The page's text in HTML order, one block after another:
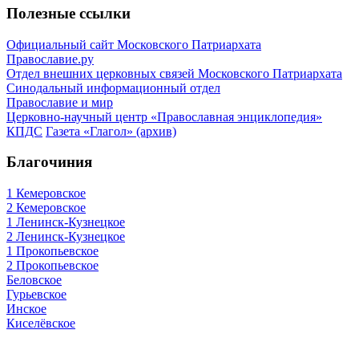
Полезные ссылки
Официальный сайт Московского Патриархата
Православие.ру
Отдел внешних церковных связей Московского Патриархата
Синодальный информационный отдел
Православие и мир
Церковно-научный центр «Православная энциклопедия»
КПДС Газета «Глагол» (архив)
Благочиния
1 Кемеровское
2 Кемеровское
1 Ленинск-Кузнецкое
2 Ленинск-Кузнецкое
1 Прокопьевское
2 Прокопьевское
Беловское
Гурьевское
Инское
Киселёвское